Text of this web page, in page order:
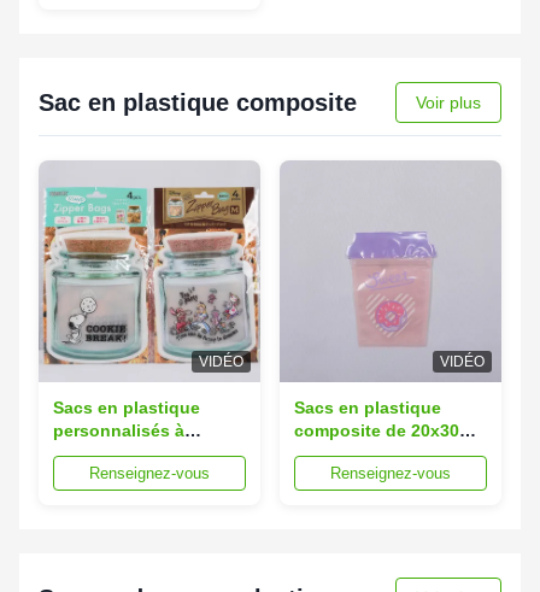
Sac en plastique composite Voir plus
VIDÉO
Sacs en plastique
personnalisés à
plusieurs couches de
15x25 cm résistant à
Renseignez-vous
VIDÉO
Sacs en plastique
composite de 20x30
cm Colorier Sacs à os
de qualité alimentaire
Renseignez-vous